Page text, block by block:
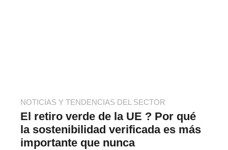
NOTICIAS Y TENDENCIAS DEL SECTOR
El retiro verde de la UE ? Por qué
la sostenibilidad verificada es más
importante que nunca